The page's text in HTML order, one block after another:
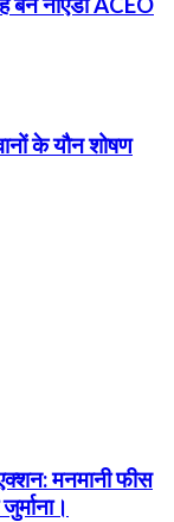
के यौन शोषण
मनमानी फीस